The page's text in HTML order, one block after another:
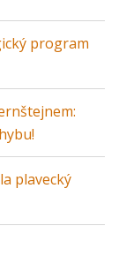
program
plavecký